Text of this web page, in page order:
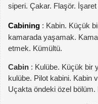
siperi. Çakar. Flaşör. İşaret
Cabining : Kabin. Küçük
kamarada yaşamak.
etmek. Kümültü.
Cabin : Kulübe. Küçük bir
kulübe. Pilot kabini. Kabin
Uçakta öndeki özel bölüm.